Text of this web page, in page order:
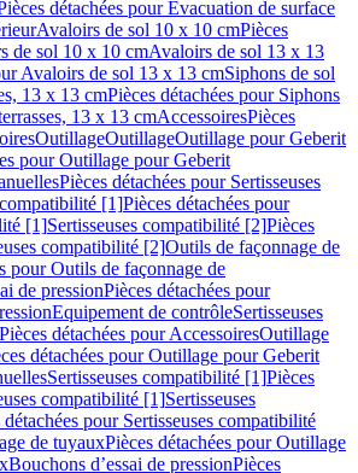
détachées pour Evacuation de surface
Avaloirs de sol 10 x 10 cmPièces
de sol 10 x 10 cmAvaloirs de sol 13 x 13
Avaloirs de sol 13 x 13 cmSiphons de sol
13 x 13 cmPièces détachées pour Siphons
13 x 13 cmAccessoiresPièces
OutillageOutillageOutillage pour Geberit
pour Outillage pour Geberit
Pièces détachées pour Sertisseuses
compatibilité [1]Pièces détachées pour
[1]Sertisseuses compatibilité [2]Pièces
compatibilité [2]Outils de façonnage de
pour Outils de façonnage de
de pressionPièces détachées pour
Equipement de contrôleSertisseuses
Pièces détachées pour AccessoiresOutillage
détachées pour Outillage pour Geberit
Sertisseuses compatibilité [1]Pièces
compatibilité [1]Sertisseuses
détachées pour Sertisseuses compatibilité
de tuyauxPièces détachées pour Outillage
Bouchons d’essai de pressionPièces